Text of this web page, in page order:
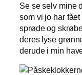
Se se selv mine
som vi jo har
sprøde og
deres lyse
derude i min